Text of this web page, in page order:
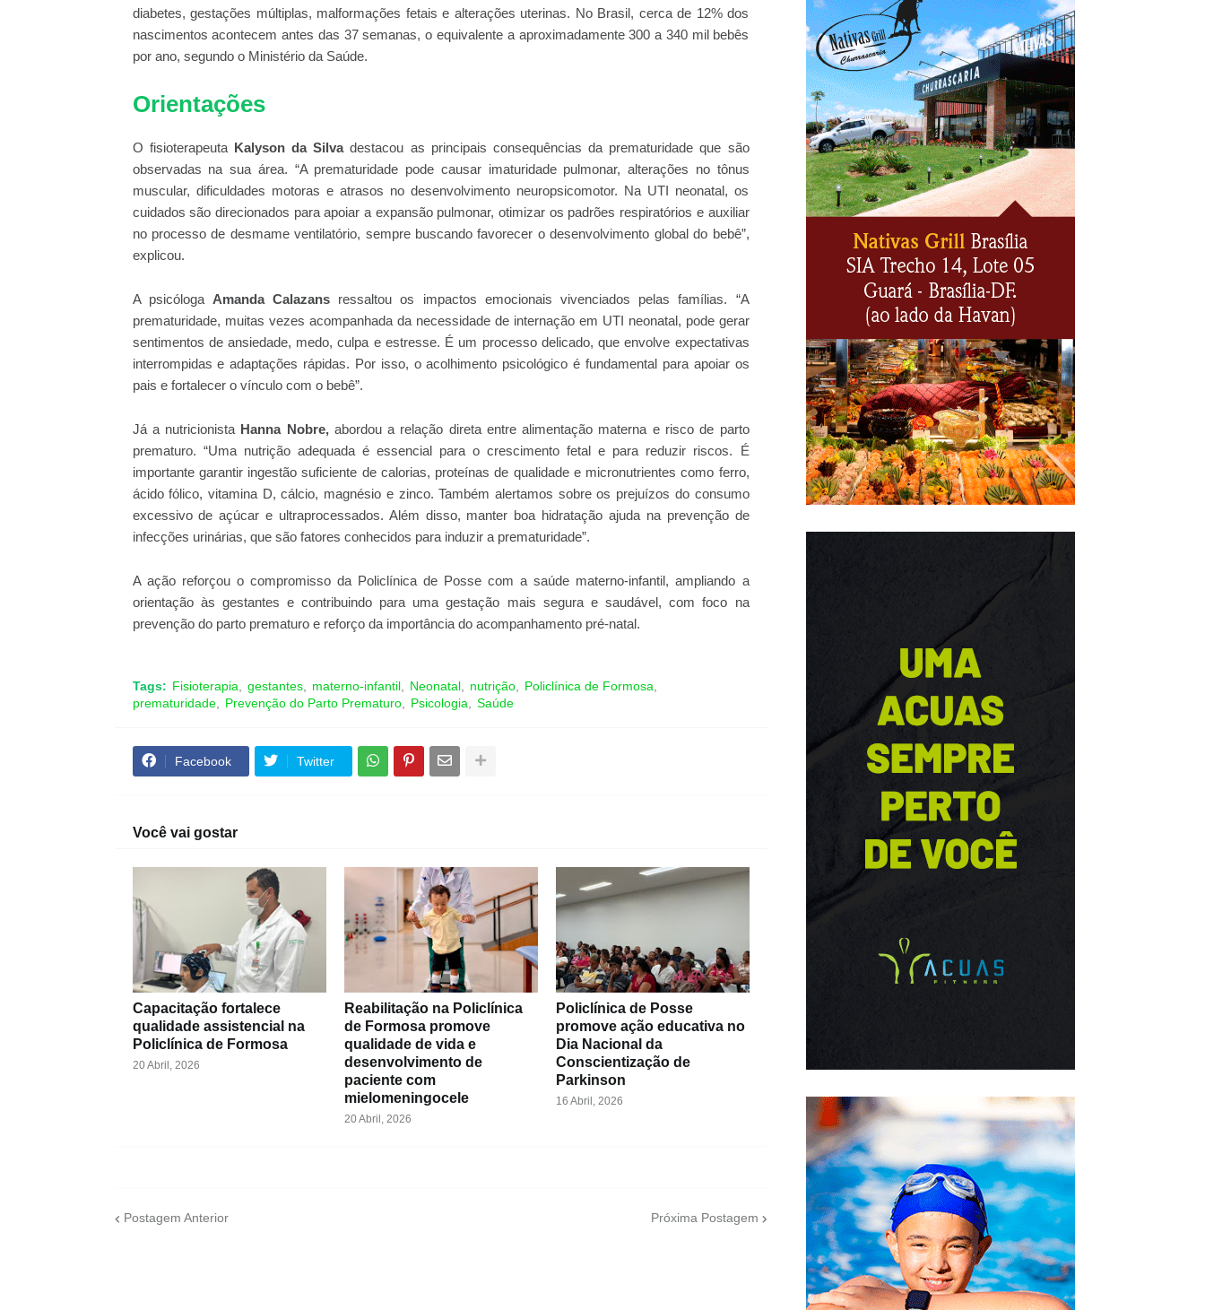
diabetes, gestações múltiplas, malformações fetais e alterações uterinas. No Brasil, cerca de 12% dos
nascimentos acontecem antes das 37 semanas, o equivalente a aproximadamente 300 a 340 mil bebês
por ano, segundo o Ministério da Saúde.
Orientações
O fisioterapeuta Kalyson da Silvadestacou as principais consequências da prematuridade que são
observadas na sua área. “A prematuridade pode causar imaturidade pulmonar, alterações no tônus
muscular, dificuldades motoras e atrasos no desenvolvimento neuropsicomotor. Na UTI neonatal, os
cuidados são direcionados para apoiar a expansão pulmonar, otimizar os padrões respiratórios e auxiliar
no processo de desmame ventilatório, sempre buscando favorecer o desenvolvimento global do bebê”,
explicou.
A psicóloga Amanda Calazans ressaltou os impactos emocionais vivenciados pelas famílias. “A
prematuridade, muitas vezes acompanhada da necessidade de internação em UTI neonatal, pode gerar
sentimentos de ansiedade, medo, culpa e estresse. É um processo delicado, que envolve expectativas
interrompidas e adaptações rápidas. Por isso, o acolhimento psicológico é fundamental para apoiar os
pais e fortalecer o vínculo com o bebê”.
Já a nutricionista Hanna Nobre,abordou a relação direta entre alimentação materna e risco de parto
prematuro. “Uma nutrição adequada é essencial para o crescimento fetal e para reduzir riscos. É
importante garantir ingestão suficiente de calorias, proteínas de qualidade e micronutrientes como ferro,
ácido fólico, vitamina D, cálcio, magnésio e zinco. Também alertamos sobre os prejuízos do consumo
excessivo de açúcar e ultraprocessados. Além disso, manter boa hidratação ajuda na prevenção de
infecções urinárias, que são fatores conhecidos para induzir a prematuridade”.
A ação reforçou o compromisso da Policlínica de Posse com a saúde materno-infantil, ampliando a
orientação às gestantes e contribuindo para uma gestação mais segura e saudável, com foco na
prevenção do parto prematuro e reforço da importância do acompanhamento pré-natal.
Tags: Fisioterapia gestantes materno-infantil Neonatal nutrição
Policlínica de Formosa
prematuridade
Prevenção do Parto Prematuro Psicologia Saúde
Facebook Twitter
Você vai gostar
Capacitação fortalece
qualidade assistencial na
Policlínica de Formosa
20 Abril, 2026
Reabilitação na Policlínica
de Formosa promove
qualidade de vida e
desenvolvimento de
paciente com
mielomeningocele
20 Abril, 2026
Policlínica de Posse
promove ação educativa no
Dia Nacional da
Conscientização de
Parkinson
16 Abril, 2026
Postagem Anterior Próxima Postagem